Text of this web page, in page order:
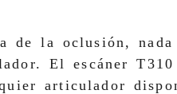
de la oclusión, nada
El escáner T310
articulador